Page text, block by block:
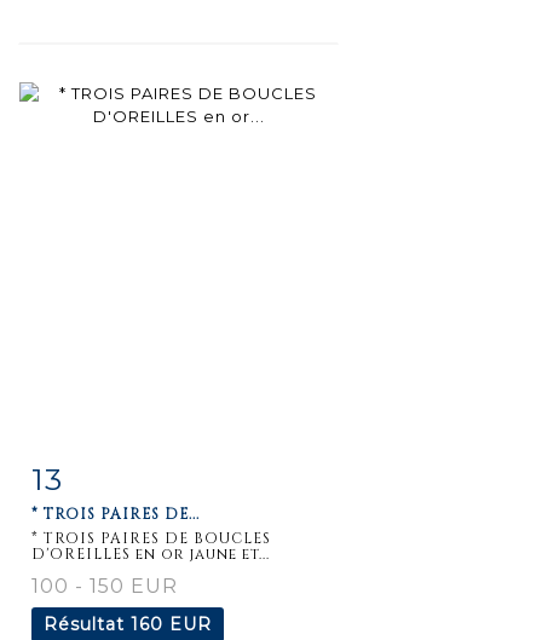
détaillée
13
* TROIS PAIRES DE...
* TROIS PAIRES DE BOUCLES
D'OREILLES en or jaune et...
100 - 150 EUR
Résultat 160 EUR